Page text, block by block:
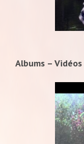
Albums – Vidéos